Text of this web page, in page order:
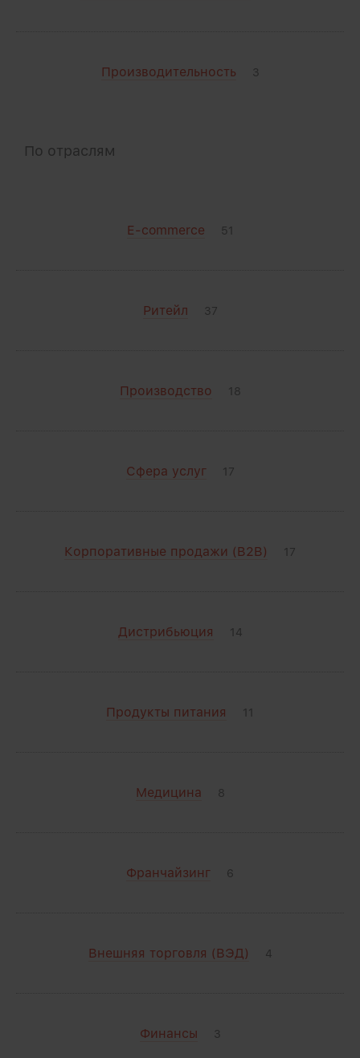
Производительность 3
По отраслям
E-commerce 51
Ритейл 37
Производство 18
Сфера услуг 17
Корпоративные продажи (B2B) 17
Дистрибьюция 14
Продукты питания 11
Медицина 8
Франчайзинг 6
Внешняя торговля (ВЭД) 4
Финансы 3